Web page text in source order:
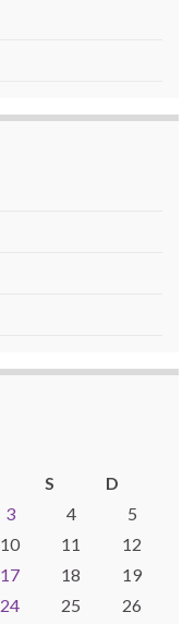
S
D
3 4
5
10 11
12
17 18
19
24 25 26